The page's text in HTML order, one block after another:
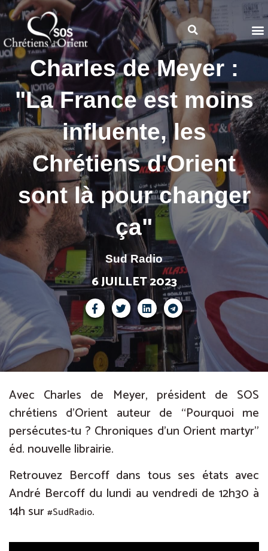
Charles de Meyer :
"La France est moins
influente, les
Chrétiens d'Orient
sont là pour changer
ça"
Sud Radio
6 JUILLET 2023
Avec Charles de Meyer, président de SOS
chrétiens d’Orient auteur de “Pourquoi me
persécutes-tu ? Chroniques d’un Orient martyr”
éd. nouvelle librairie.
Retrouvez Bercoff dans tous ses états avec
André Bercoff du lundi au vendredi de 12h30 à
14h sur#SudRadio.